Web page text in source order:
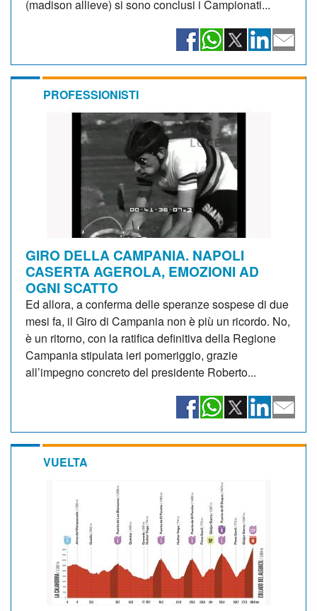
(madison allieve) si sono conclusi i Campionati...
PROFESSIONISTI
GIRO DELLA CAMPANIA. NAPOLI
CASERTA AGEROLA, EMOZIONI AD
OGNI SCATTO
Ed allora, a conferma delle speranze sospese di due
mesi fa, il Giro di Campania non è più un ricordo. No,
è un ritorno, con la ratifica definitiva della Regione
Campania stipulata ieri pomeriggio, grazie
all’impegno concreto del presidente Roberto...
VUELTA